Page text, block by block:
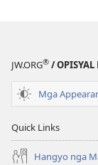
JW.ORG® / OPISYAL
Mga
Quick Links
Hangyo nga